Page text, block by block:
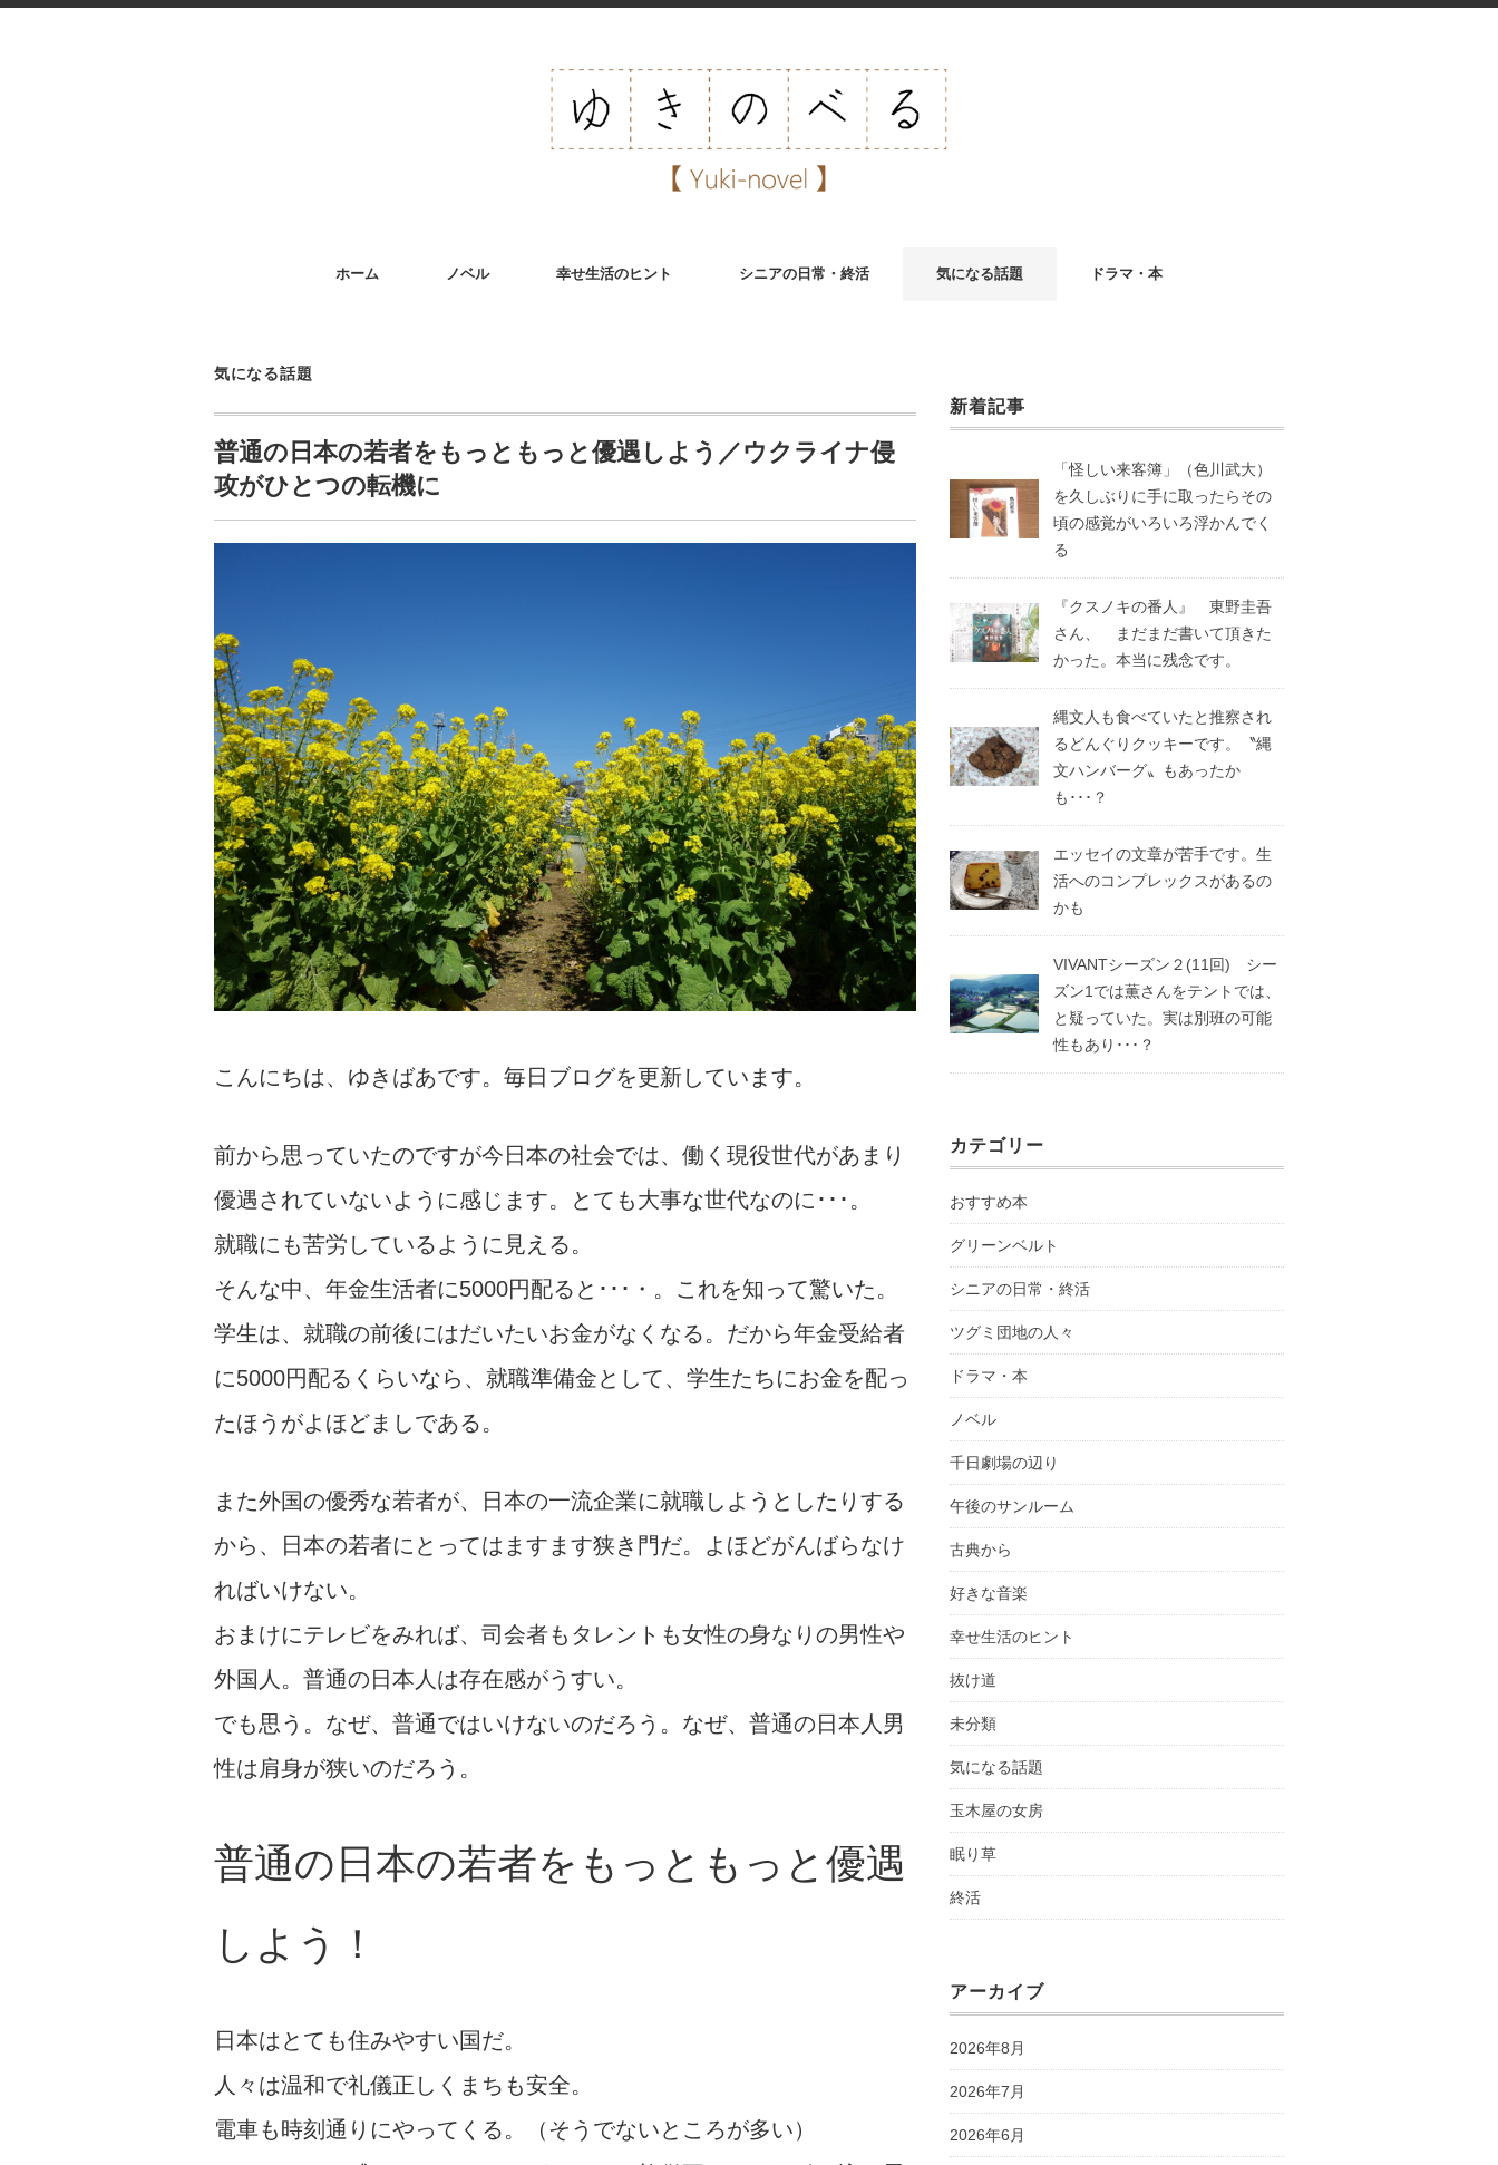
ホーム ノベル 幸せ生活のヒント シニアの日常・終活 気になる話題 ドラマ・本
気になる話題
普通の日本の若者をもっともっと優遇しよう／ウクライナ侵
攻がひとつの転機に
こんにちは、ゆきばあです。毎日ブログを更新しています。
前から思っていたのですが今日本の社会では、働く現役世代があまり
優遇されていないように感じます。とても大事な世代なのに･･･。
就職にも苦労しているように見える。
そんな中、年金生活者に5000円配ると･･･・。これを知って驚いた。
学生は、就職の前後にはだいたいお金がなくなる。だから年金受給者
に5000円配るくらいなら、就職準備金として、学生たちにお金を配っ
たほうがよほどましである。
また外国の優秀な若者が、日本の一流企業に就職しようとしたりする
から、日本の若者にとってはますます狭き門だ。よほどがんばらなけ
ればいけない。
おまけにテレビをみれば、司会者もタレントも女性の身なりの男性や
外国人。普通の日本人は存在感がうすい。
でも思う。なぜ、普通ではいけないのだろう。なぜ、普通の日本人男
性は肩身が狭いのだろう。
普通の日本の若者をもっともっと優遇
しよう！
日本はとても住みやすい国だ。
人々は温和で礼儀正しくまちも安全。
電車も時刻通りにやってくる。（そうでないところが多い）
新着記事
「怪しい来客簿」（色川武大）
を久しぶりに手に取ったらその
頃の感覚がいろいろ浮かんでく
る
『クスノキの番人』 東野圭吾
さん、 まだまだ書いて頂きた
かった。本当に残念です。
縄文人も食べていたと推察され
るどんぐりクッキーです。〝縄
文ハンバーグ〟もあったか
も･･･？
エッセイの文章が苦手です。生
活へのコンプレックスがあるの
かも
VIVANTシーズン２(11回) シー
ズン1では薫さんをテントでは、
と疑っていた。実は別班の可能
性もあり･･･？
カテゴリー
おすすめ本
グリーンベルト
シニアの日常・終活
ツグミ団地の人々
ドラマ・本
ノベル
千日劇場の辺り
午後のサンルーム
古典から
好きな音楽
幸せ生活のヒント
抜け道
未分類
気になる話題
玉木屋の女房
眠り草
終活
アーカイブ
2026年8月
2026年7月
2026年6月